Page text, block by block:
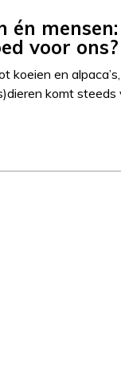
én mensen:
voor ons?
koeien en
komt steeds